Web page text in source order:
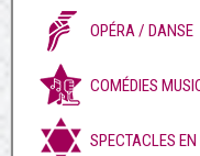
OPÉRA / DANSE
COMÉDIES
SPECTACLES EN